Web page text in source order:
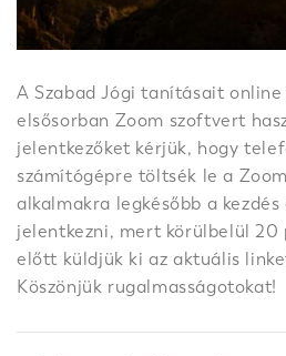
A Szabad Jógi tanításait
elsősorban Zoom szoftvert
jelentkezőket kérjük, hogy
számítógépre töltsék le a
alkalmakra legkésőbb a
jelentkezni, mert körülbelül 20
előtt küldjük ki az aktuális
Köszönjük rugalmasságotokat!